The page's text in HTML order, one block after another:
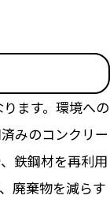
ます。環境への
みのコンクリー
鉄鋼材を再利用
廃棄物を減らす